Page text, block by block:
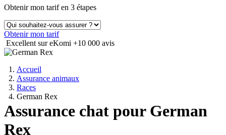
Obtenir mon tarif en 3 étapes
Obtenir mon tarif
Excellent sur eKomi +10 000 avis
Accueil
Assurance animaux
Races
German Rex
Assurance chat pour German
Rex